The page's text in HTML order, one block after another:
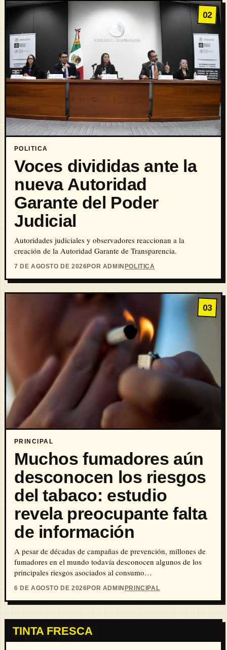
02
POLITICA
Voces divididas ante la
nueva Autoridad
Garante del Poder
Judicial
Autoridades judiciales y observadores reaccionan a la
creación de la Autoridad Garante de Transparencia.
7 DE AGOSTO DE 2026POR ADMIN POLITICA
03
PRINCIPAL
Muchos fumadores aún
desconocen los riesgos
del tabaco: estudio
revela preocupante falta
de información
A pesar de décadas de campañas de prevención, millones de
fumadores en el mundo todavía desconocen algunos de los
principales riesgos asociados al consumo…
6 DE AGOSTO DE 2026POR ADMIN PRINCIPAL
TINTA FRESCA